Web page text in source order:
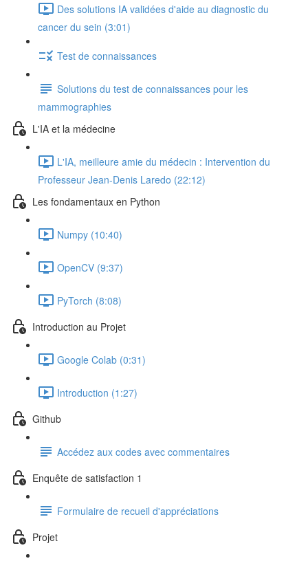
Des solutions IA validées d'aide au diagnostic du
cancer du sein (3:01)
Test de connaissances
Solutions du test de connaissances pour les
mammographies
L'IA et la médecine
L'IA, meilleure amie du médecin : Intervention du
Professeur Jean-Denis Laredo (22:12)
Les fondamentaux en Python
Numpy (10:40)
OpenCV (9:37)
PyTorch (8:08)
Introduction au Projet
Google Colab (0:31)
Introduction (1:27)
Github
Accédez aux codes avec commentaires
Enquête de satisfaction 1
Formulaire de recueil d'appréciations
Projet